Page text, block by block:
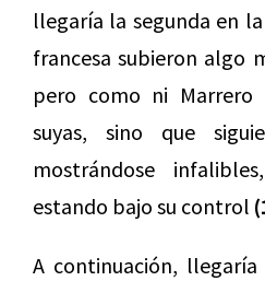
llegaría la segunda en
francesa subieron algo
pero como ni
suyas, sino que
mostrándose
estando bajo su control
A continuación,